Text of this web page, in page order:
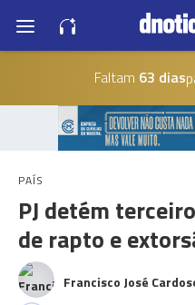
Faltam 63 dias
PAÍS
PJ detém
de rapto e
Francisco José